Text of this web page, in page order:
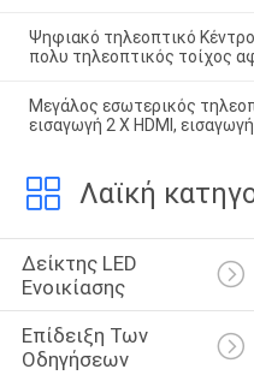
Ψηφιακό τηλεοπτικό
πολυ τηλεοπτικός τοίχος
Μεγάλος εσωτερικός
εισαγωγή 2 Χ HDMI,
Λαϊκή
Δείκτης LED
Ενοικίασης
Επίδειξη Των
Οδηγήσεων